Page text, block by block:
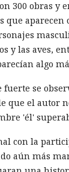
300 obras y
que aparecen
y las aves,
algo
fuerte se
que el autor
'él'
con la
aún más